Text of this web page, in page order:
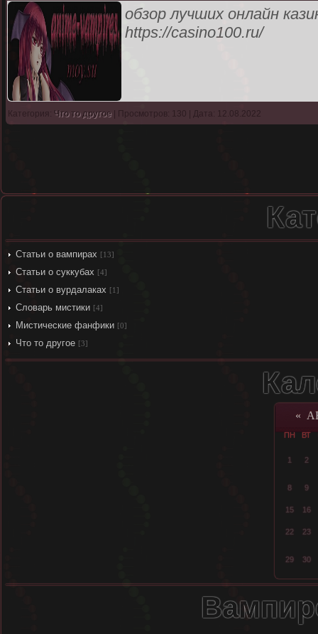
обзор лучших онлайн
https://casino100.ru/
Категория: Что то другое | Просмотров: 130 | Дата: 12.08.2022
Статьи о вампирах [13]
Статьи о суккубах [4]
Статьи о вурдалаках [1]
Словарь мистики [4]
Мистические фанфики [0]
Что то другое [3]
«
ПН ВТ
1 2
8 9
15 16
22 23
29 30